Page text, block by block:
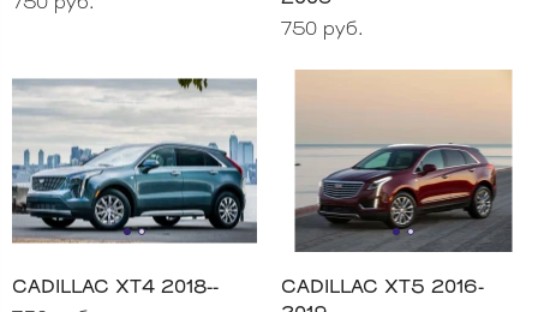
750 руб.
750 руб.
CADILLAC XT4 2018--
CADILLAC XT5 2016-